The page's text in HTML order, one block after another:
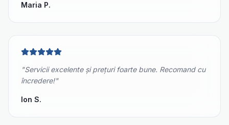
Maria P.
"Servicii excelente și prețuri foarte bune. Recomand cu
încredere!"
Ion S.